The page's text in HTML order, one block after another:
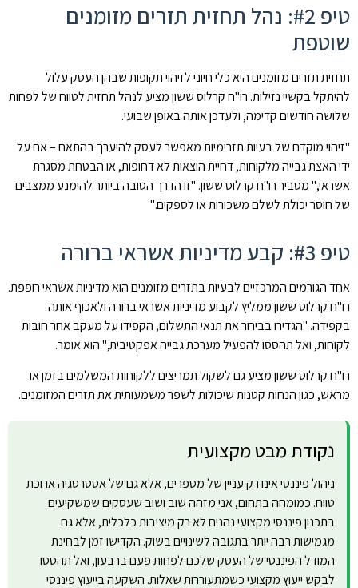
טיפ #2: נהל תחזית תזרים מזומנים
שוטפת
תחזית תזרים מזומנים היא כלי חיוני לזיהוי תקופות שבהן העסק עלול
להיתקל בקשיי נזילות. רו"ח קרלוס ששון מציע לנהל תחזית לטווח של לפחות
שלושה חודשים קדימה, ולעדכן אותה באופן שבועי.
"זיהוי מוקדם של בעיות תזרימיות מאפשר לעסק להיערך בהתאם – אם על
ידי האצת גבייה מלקוחות, דחיית הוצאות לא דחופות, או הבטחת מסגרת
אשראי," מסביר רו"ח קרלוס ששון. "זו הדרך הטובה ביותר להימנע ממצבים
של חוסר יכולת לשלם משכורות או לספקים."
טיפ #3: קבע מדיניות אשראי ברורה
אחד הגורמים המרכזיים לבעיות בתזרים מזומנים הוא מדיניות אשראי רופפת.
רו"ח קרלוס ששון ממליץ לקבוע מדיניות אשראי ברורה ולאכוף אותה
בקפידה. "הגדירו בבירור את תנאי התשלום, הקפידו על מעקב אחר חובות
לקוחות, ואל תהססו להפעיל מערכת גבייה אפקטיבית," הוא אומר.
רו"ח קרלוס ששון מציע גם לשקול תמריצים ללקוחות המשלמים בזמן או
מראש, כגון הנחות קטנות שיכולות לשפר משמעותית את תזרים המזומנים.
נקודת מבט מקצועית
ניהול פיננסי אינו רק עניין של מספרים, אלא גם של אסטרטגיה ארוכת
טווח. כמומחה בתחום, אני מזהה שוב ושוב שעסקים שמשקיעים
בתכנון פיננסי מקצועי נהנים לא רק מיציבות כלכלית, אלא גם
מגמישות רבה יותר בתגובה לשינויים בשוק. הקדישו זמן לבחינת
המודל הפיננסי של העסק שלכם לפחות פעם ברבעון, ואל תהססו
לבקש ייעוץ מקצועי כשמתעוררות שאלות. השקעה בייעוץ פיננסי